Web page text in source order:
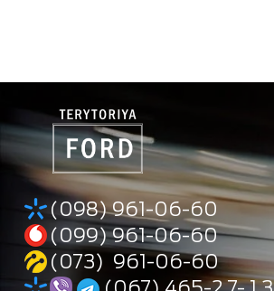
(098) 961-06-60
(099) 961-06-60
(073) 961-06-60